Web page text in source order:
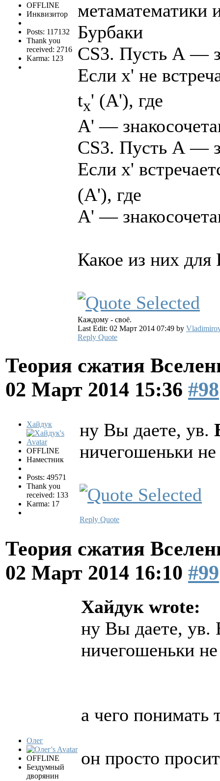
OFFLINE
Инквизитор
Posts: 117132
Thank you
received: 2716
Karma: 123
метаматематики
Бурбаки
CS3. Пусть А —
Если х' не
tx' (А'), где
А' —
CS3. Пусть А —
Если х'
(А'), где
А' —
Какое из них для
Каждому - своё.
Last Edit: 02 Март 2014 07:49 by
Reply Quote
Теория сжатия
02 Март 2014 15:36 #98
Хайдук
OFFLINE
Наместник
Posts: 49571
Thank you
received: 133
Karma: 17
ну Вы даете, ув.
ничегошеньки
Reply Quote
Теория сжатия
02 Март 2014 16:10 #99
Олег
OFFLINE
Бездумный
дворянин
Хайдук wrote:
ну Вы даете, ув.
ничегошеньки
а чего понимать
он просто